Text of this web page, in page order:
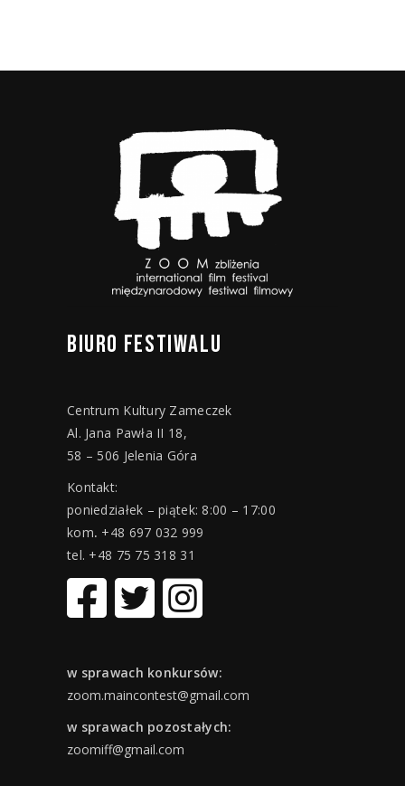
BIURO FESTIWALU
Centrum Kultury Zameczek
Al. Jana Pawła II 18,
58 – 506 Jelenia Góra
Kontakt:
poniedziałek – piątek: 8:00 – 17:00
kom. +48 697 032 999
tel. +48 75 75 318 31
w sprawach konkursów:
zoom.maincontest@gmail.com
w sprawach pozostałych:
zoomiff@gmail.com